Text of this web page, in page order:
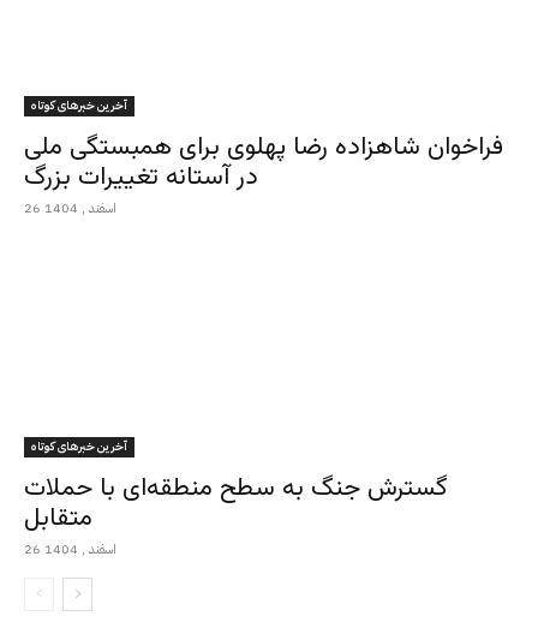
آخرین خبرهای کوتاه
فراخوان شاهزاده رضا پهلوی برای همبستگی ملی
در آستانه تغییرات بزرگ
26 اسفند , 1404
آخرین خبرهای کوتاه
گسترش جنگ به سطح منطقه‌ای با حملات
متقابل
26 اسفند , 1404